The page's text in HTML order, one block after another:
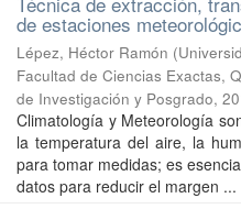
de estaciones
Lépez, Héctor Ramón (
Facultad de Ciencias Exactas,
de Investigación y Posgrado,
Climatología y Meteorología
la temperatura del aire, la
para tomar medidas; es
datos para reducir el margen ...